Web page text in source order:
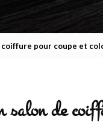
coiffure pour coupe et
salon de